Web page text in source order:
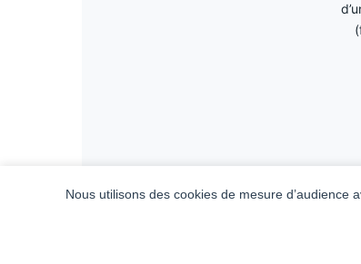
Nous utilisons des cookies de mesure d’audience